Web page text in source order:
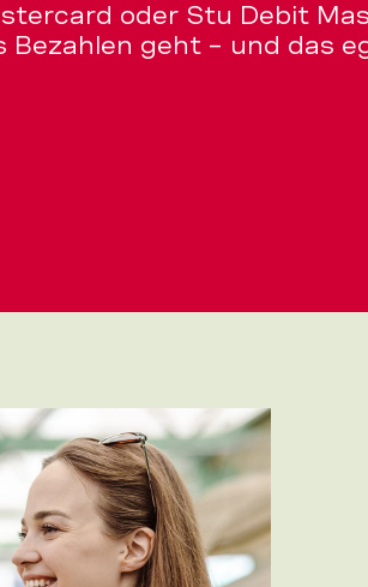
oder Stu Debit
Bezahlen geht – und das